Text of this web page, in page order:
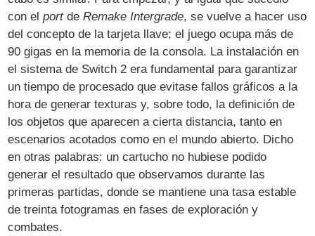
con elportdeRemake Intergrade, se vuelve a hacer uso
del concepto de la tarjeta llave; el juego ocupa más de
90 gigas en la memoria de la consola. La instalación en
el sistema de Switch 2 era fundamental para garantizar
un tiempo de procesado que evitase fallos gráficos a la
hora de generar texturas y, sobre todo, la definición de
los objetos que aparecen a cierta distancia, tanto en
escenarios acotados como en el mundo abierto. Dicho
en otras palabras: un cartucho no hubiese podido
generar el resultado que observamos durante las
primeras partidas, donde se mantiene una tasa estable
de treinta fotogramas en fases de exploración y
combates.